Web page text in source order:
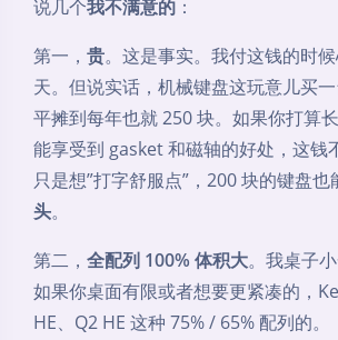
说几个我不满意的 ：
第一， 贵。这是事实。我付这钱的时
天。但说实话，机械键盘这玩意儿买一
平摊到每年也就 250 块。如果你打算长
能享受到 gasket 和磁轴的好处，这钱
只是想”打字舒服点”，200 块的键盘也
头。
第二， 全配列 100% 体积大。我桌子
如果你桌面有限或者想要更紧凑的，
HE、Q2 HE 这种 75% / 65% 配列的。